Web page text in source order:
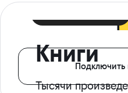
Книги
Тысячи
Подключить